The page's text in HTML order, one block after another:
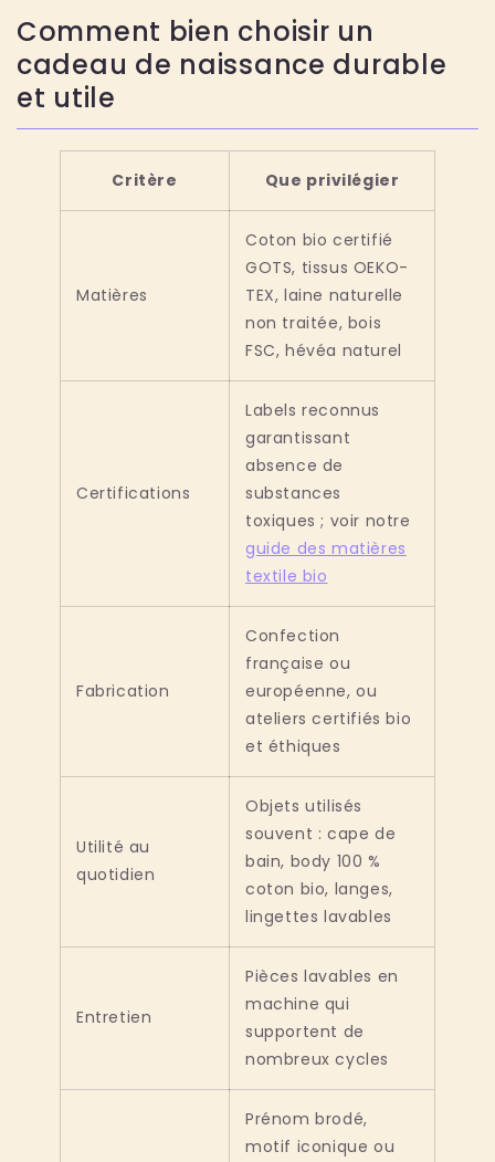
Comment bien choisir un
cadeau de naissance durable
et utile
Critère Que privilégier
Matières
Coton bio certifié
GOTS, tissus OEKO-
TEX, laine naturelle
non traitée, bois
FSC, hévéa naturel
Certifications
Labels reconnus
garantissant
absence de
substances
toxiques ; voir notre
guide des matières
textile bio
Fabrication
Confection
française ou
européenne, ou
ateliers certifiés bio
et éthiques
Utilité au
quotidien
Objets utilisés
souvent : cape de
bain, body 100 %
coton bio, langes,
lingettes lavables
Entretien
Pièces lavables en
machine qui
supportent de
nombreux cycles
Prénom brodé,
motif iconique ou